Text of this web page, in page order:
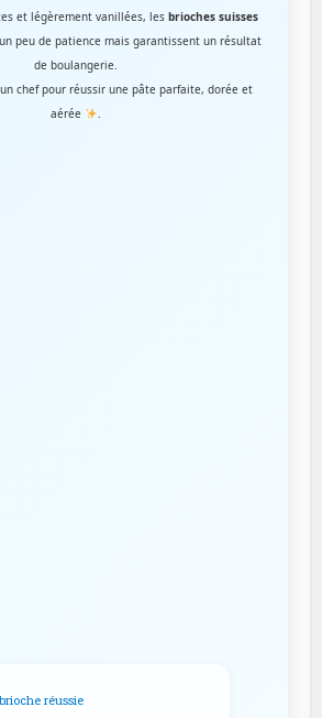
et légèrement vanillées, les brioches suisses
peu de patience mais garantissent un résultat
de boulangerie.
chef pour réussir une pâte parfaite, dorée et
aérée
réussie